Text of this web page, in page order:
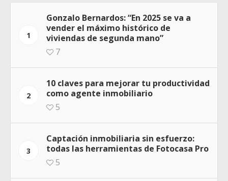
1
Gonzalo Bernardos: “En 2025 se va a
vender el máximo histórico de
viviendas de segunda mano”
7
2
10 claves para mejorar tu productividad
como agente inmobiliario
5
3
Captación inmobiliaria sin esfuerzo:
todas las herramientas de Fotocasa Pro
5